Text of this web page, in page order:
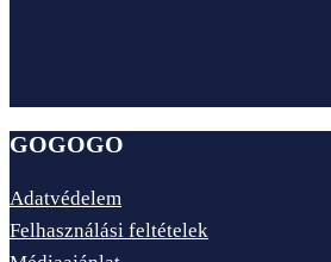
GOGOGO
Adatvédelem
Felhasználási feltételek